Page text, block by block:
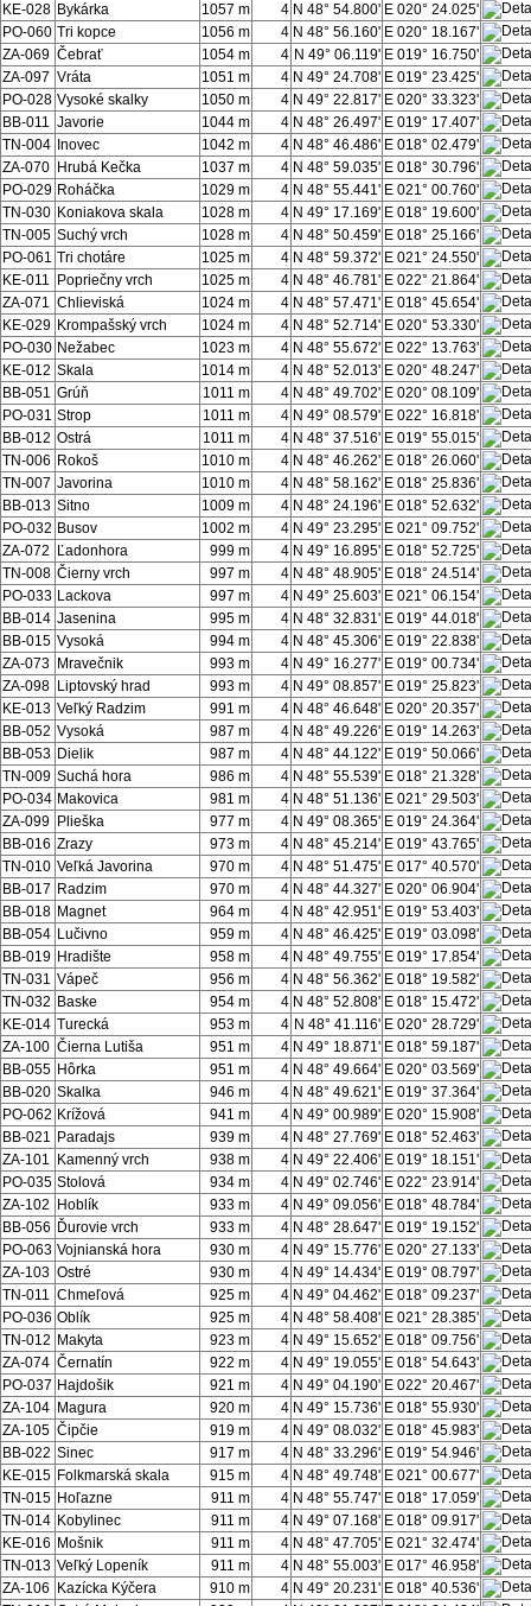
KE-028 Bykárka 1057 m 4 N 48° 54.800' E 020° 24.025'
PO-060 Tri kopce 1056 m 4 N 48° 56.160' E 020° 18.167'
ZA-069 Čebrať 1054 m 4 N 49° 06.119' E 019° 16.750'
ZA-097 Vráta 1051 m 4 N 49° 24.708' E 019° 23.425'
PO-028 Vysoké skalky 1050 m 4 N 49° 22.817' E 020° 33.323'
BB-011 Javorie 1044 m 4 N 48° 26.497' E 019° 17.407'
TN-004 Inovec 1042 m 4 N 48° 46.486' E 018° 02.479'
ZA-070 Hrubá Kečka 1037 m 4 N 48° 59.035' E 018° 30.796'
PO-029 Roháčka 1029 m 4 N 48° 55.441' E 021° 00.760'
TN-030 Koniakova skala 1028 m 4 N 49° 17.169' E 018° 19.600'
TN-005 Suchý vrch 1028 m 4 N 48° 50.459' E 018° 25.166'
PO-061 Tri chotáre 1025 m 4 N 48° 59.372' E 021° 24.550'
KE-011
Popriečny vrch 1025 m 4 N 48° 46.781' E 022° 21.864'
ZA-071 Chlieviská 1024 m 4 N 48° 57.471' E 018° 45.654'
KE-029 Krompašský vrch 1024 m 4 N 48° 52.714' E 020° 53.330'
PO-030 Nežabec 1023 m 4 N 48° 55.672' E 022° 13.763'
KE-012 Skala 1014 m 4 N 48° 52.013' E 020° 48.247'
BB-051 Grúň 1011 m 4 N 48° 49.702' E 020° 08.109'
PO-031 Strop 1011 m 4 N 49° 08.579' E 022° 16.818'
BB-012 Ostrá 1011 m 4 N 48° 37.516' E 019° 55.015'
TN-006 Rokoš 1010 m 4 N 48° 46.262' E 018° 26.060'
TN-007 Javorina 1010 m 4 N 48° 58.162' E 018° 25.836'
BB-013 Sitno 1009 m 4 N 48° 24.196' E 018° 52.632'
PO-032 Busov 1002 m 4 N 49° 23.295' E 021° 09.752'
ZA-072
Ľadonhora 999 m 4 N 49° 16.895' E 018° 52.725'
TN-008 Čierny vrch 997 m 4 N 48° 48.905' E 018° 24.514'
PO-033 Lackova 997 m 4 N 49° 25.603' E 021° 06.154'
BB-014 Jasenina 995 m 4 N 48° 32.831' E 019° 44.018'
BB-015 Vysoká 994 m 4 N 48° 45.306' E 019° 22.838'
ZA-073 Mravečnik 993 m 4 N 49° 16.277' E 019° 00.734'
ZA-098 Liptovský hrad 993 m 4 N 49° 08.857' E 019° 25.823'
KE-013 Veľký Radzim 991 m 4 N 48° 46.648' E 020° 20.357'
BB-052 Vysoká 987 m 4 N 48° 49.226' E 019° 14.263'
BB-053 Dielik 987 m 4 N 48° 44.122' E 019° 50.066'
TN-009 Suchá hora 986 m 4 N 48° 55.539' E 018° 21.328'
PO-034 Makovica 981 m 4 N 48° 51.136' E 021° 29.503'
ZA-099 Plieška 977 m 4 N 49° 08.365' E 019° 24.364'
BB-016 Zrazy 973 m 4 N 48° 45.214' E 019° 43.765'
TN-010 Veľká Javorina 970 m 4 N 48° 51.475' E 017° 40.570'
BB-017 Radzim 970 m 4 N 48° 44.327' E 020° 06.904'
BB-018 Magnet 964 m 4 N 48° 42.951' E 019° 53.403'
BB-054 Lučivno 959 m 4 N 48° 46.425' E 019° 03.098'
BB-019 Hradište 958 m 4 N 48° 49.755' E 019° 17.854'
TN-031 Vápeč 956 m 4 N 48° 56.362' E 018° 19.582'
TN-032 Baske 954 m 4 N 48° 52.808' E 018° 15.472'
KE-014 Turecká 953 m 4 N 48° 41.116' E 020° 28.729'
ZA-100 Čierna Lutiša 951 m 4 N 49° 18.871' E 018° 59.187'
BB-055 Hôrka 951 m 4 N 48° 49.664' E 020° 03.569'
BB-020 Skalka 946 m 4 N 48° 49.621' E 019° 37.364'
PO-062 Krížová 941 m 4 N 49° 00.989' E 020° 15.908'
BB-021 Paradajs 939 m 4 N 48° 27.769' E 018° 52.463'
ZA-101
Kamenný vrch 938 m 4 N 49° 22.406' E 019° 18.151'
PO-035 Stolová 934 m 4 N 49° 02.746' E 022° 23.914'
ZA-102
Hoblík 933 m 4 N 49° 09.056' E 018° 48.784'
BB-056 Ďurovie vrch 933 m 4 N 48° 28.647' E 019° 19.152'
PO-063 Vojnianská hora 930 m 4 N 49° 15.776' E 020° 27.133'
ZA-103 Ostré 930 m 4 N 49° 14.434' E 019° 08.797'
TN-011 Chmeľová 925 m 4 N 49° 04.462' E 018° 09.237'
PO-036 Oblík 925 m 4 N 48° 58.408' E 021° 28.385'
TN-012 Makyta 923 m 4 N 49° 15.652' E 018° 09.756'
ZA-074 Černatín 922 m 4 N 49° 19.055' E 018° 54.643'
PO-037 Hajdošik 921 m 4 N 49° 04.190' E 022° 20.467'
ZA-104 Magura 920 m 4 N 49° 15.736' E 018° 55.930'
ZA-105 Čipčie 919 m 4 N 49° 08.032' E 018° 45.983'
BB-022 Sinec 917 m 4 N 48° 33.296' E 019° 54.946'
KE-015 Folkmarská skala 915 m 4 N 48° 49.748' E 021° 00.677'
TN-015 Hoľazne 911 m 4 N 48° 55.747' E 018° 17.059'
TN-014 Kobylinec 911 m 4 N 49° 07.168' E 018° 09.917'
KE-016 Mošnik 911 m 4 N 48° 47.705' E 021° 32.474'
TN-013 Veľký Lopeník 911 m 4 N 48° 55.003' E 017° 46.958'
ZA-106
Kazícka Kýčera 910 m 4 N 49° 20.231' E 018° 40.536'